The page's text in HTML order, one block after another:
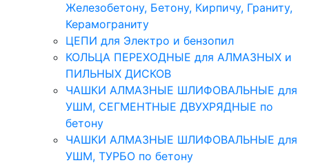
Железобетону, Бетону, Кирпичу, Граниту,
Керамограниту
ЦЕПИ для Электро и бензопил
КОЛЬЦА ПЕРЕХОДНЫЕ для АЛМАЗНЫХ и
ПИЛЬНЫХ ДИСКОВ
ЧАШКИ АЛМАЗНЫЕ ШЛИФОВАЛЬНЫЕ для
УШМ, СЕГМЕНТНЫЕ ДВУХРЯДНЫЕ по
бетону
ЧАШКИ АЛМАЗНЫЕ ШЛИФОВАЛЬНЫЕ для
УШМ, ТУРБО по бетону